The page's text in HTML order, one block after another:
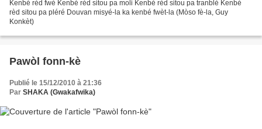
Kenbé rèd fwè Kenbé rèd sitou pa moli Kenbé rèd sitou pa tranblé Kenbé
rèd sitou pa pléré Douvan misyé-la ka kenbé fwèt-la (Mòso fè-la, Guy
Konkèt)
Pawòl fonn-kè
Publié le 15/12/2010 à 21:36
Par SHAKA (Gwakafwika)